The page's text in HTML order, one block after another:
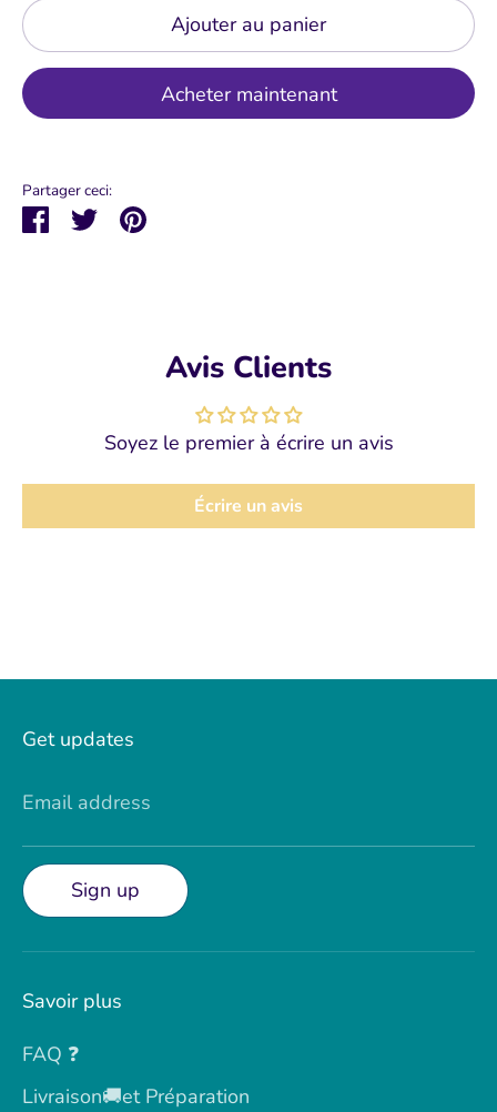
Ajouter au panier
Acheter maintenant
Partager ceci:
PartagerTweeterÉpingler
Avis Clients
Soyez le premier à écrire un avis
Écrire un avis
Get updates
Email address
Sign up
Savoir plus
FAQ ❓
Livraison🚚et Préparation